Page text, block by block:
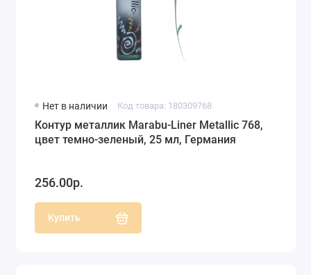
Нет в наличии Код товара: 180309768
Контур металлик Marabu-Liner Metallic 768,
цвет темно-зеленый, 25 мл, Германия
256.00р.
Купить